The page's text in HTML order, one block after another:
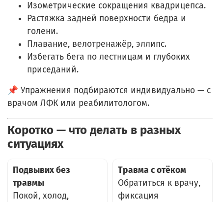
Изометрические сокращения квадрицепса.
Растяжка задней поверхности бедра и
голени.
Плавание, велотренажёр, эллипс.
Избегать бега по лестницам и глубоких
приседаний.
📌 Упражнения подбираются индивидуально — с
врачом ЛФК или реабилитологом.
Коротко — что делать в разных
ситуациях
Подвывих без
травмы
Покой, холод,
Травма с отёком
Обратиться к врачу,
фиксация